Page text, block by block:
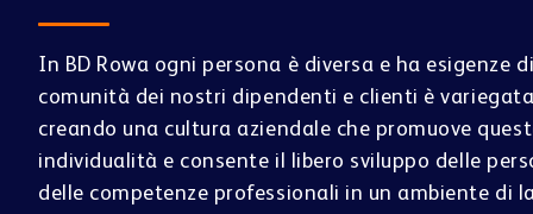
BD Rowa™ Vmax
BD Rowa™ Smart
BD Rowa™ EasyLoad
BD
BD
OSPEDALE
CENTER
PRESCRIZIONI
ELETTRONICHE
In BD Rowa ogni persona è diversa e ha esigenze
comunità dei nostri dipendenti e clienti è
creando una cultura aziendale che promuove
individualità e consente il libero sviluppo delle
delle competenze professionali in un ambiente di